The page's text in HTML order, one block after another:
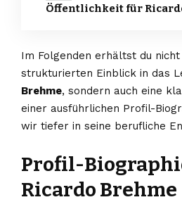
Öffentlichkeit für
Im Folgenden erhältst du nicht
strukturierten Einblick in das
Brehme, sondern auch eine
einer ausführlichen Profil-
wir tiefer in seine berufliche
Profil-
Ricardo Brehme